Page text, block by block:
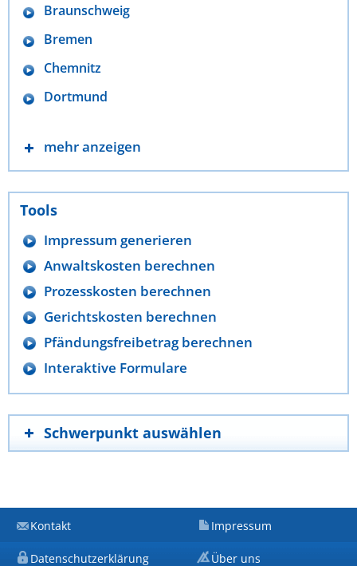
Braunschweig
Bremen
Chemnitz
Dortmund
mehr anzeigen
Tools
Impressum generieren
Anwaltskosten berechnen
Prozesskosten berechnen
Gerichtskosten berechnen
Pfändungsfreibetrag berechnen
Interaktive Formulare
Schwerpunkt auswählen
Kontakt Impressum
Datenschutzerklärung Über uns